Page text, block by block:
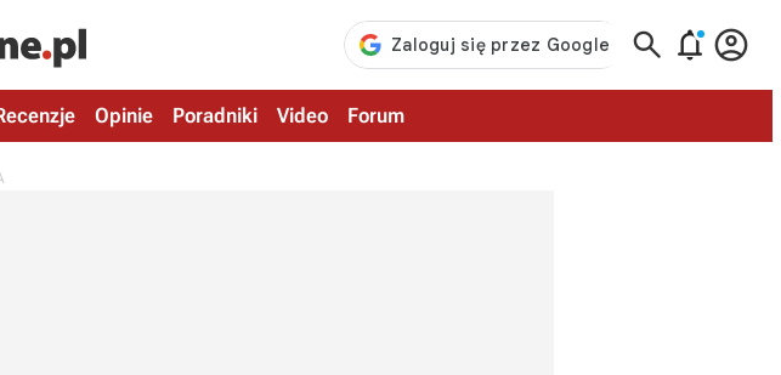
  
Opinie Poradniki Video Forum